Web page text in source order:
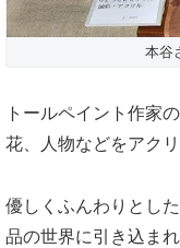
本谷
トールペイント作家
花、人物などをアク
優しくふんわりとし
品の世界に引き込ま